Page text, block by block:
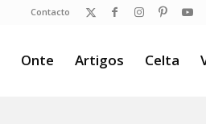
Contacto
Onte Artigos Celta